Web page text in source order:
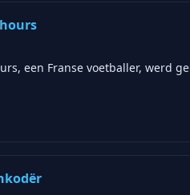
een Franse voetballer, werd